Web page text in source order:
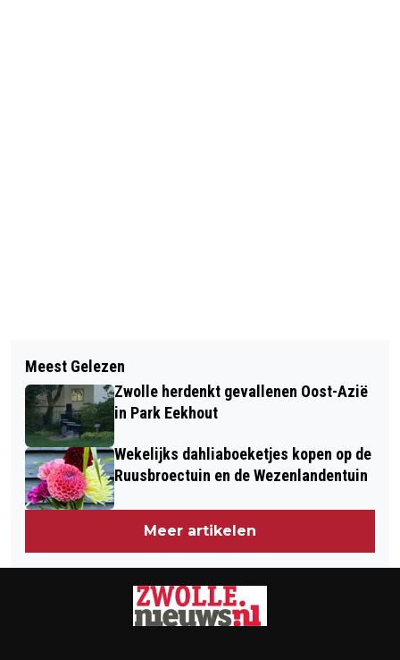
HANS KLOK KOMT MET ZIJN
VRIENDEN NAAR HET
WEZENLANDENPARK IN ZWOLLE
112-APP STEEDS VAKER
GEDOWNLOAD NA DE DOOD VAN LISA
Meest Gelezen
Zwolle herdenkt gevallenen Oost-Azië
in Park Eekhout
Wekelijks dahliaboeketjes kopen op de
Ruusbroectuin en de Wezenlandentuin
Meer artikelen